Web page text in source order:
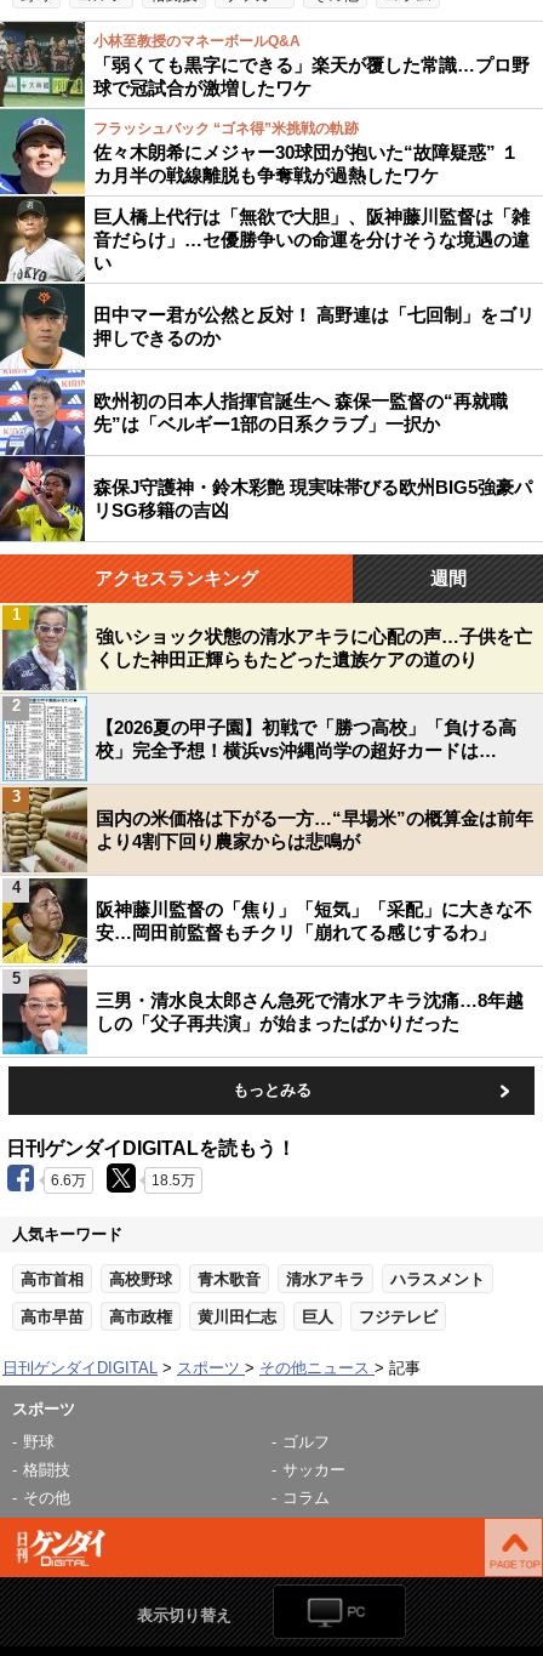
小林至教授のマネーボールQ&A
「弱くても黒字にできる」楽天が覆した常識…プロ野
球で冠試合が激増したワケ
フラッシュバック “ゴネ得”米挑戦の軌跡
佐々木朗希にメジャー30球団が抱いた“故障疑惑” １
カ月半の戦線離脱も争奪戦が過熱したワケ
巨人橋上代行は「無欲で大胆」、阪神藤川監督は「雑
音だらけ」…セ優勝争いの命運を分けそうな境遇の違
い
田中マー君が公然と反対！ 高野連は「七回制」をゴリ
押しできるのか
欧州初の日本人指揮官誕生へ 森保一監督の“再就職
先”は「ベルギー1部の日系クラブ」一択か
森保J守護神・鈴木彩艶 現実味帯びる欧州BIG5強豪パ
リSG移籍の吉凶
アクセスランキング 週間
強いショック状態の清水アキラに心配の声…子供を亡
くした神田正輝らもたどった遺族ケアの道のり
1
【2026夏の甲子園】初戦で「勝つ高校」「負ける高
校」完全予想！横浜vs沖縄尚学の超好カードは…
2
国内の米価格は下がる一方…“早場米”の概算金は前年
より4割下回り農家からは悲鳴が
3
阪神藤川監督の「焦り」「短気」「采配」に大きな不
安…岡田前監督もチクリ「崩れてる感じするわ」
4
三男・清水良太郎さん急死で清水アキラ沈痛…8年越
しの「父子再共演」が始まったばかりだった
5
もっとみる
日刊ゲンダイDIGITALを読もう！
6.6万 18.5万
人気キーワード
高市首相 高校野球 青木歌音 清水アキラ ハラスメント
高市早苗 高市政権 黄川田仁志 巨人 フジテレビ
日刊ゲンダイDIGITAL スポーツ その他ニュース 記事
スポーツ
野球
ゴルフ
格闘技
サッカー
その他
コラム
表示切り替え